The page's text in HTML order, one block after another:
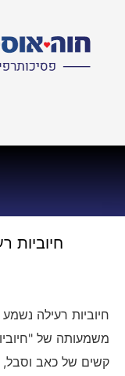
חיוביות
חיוביות רעילה
משמעותה של
קשים של כאב